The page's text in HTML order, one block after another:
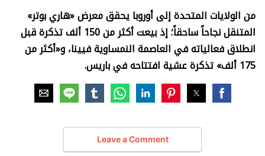
من الولايات المتحدة إلى أوروبا يحقق معرض «هاري بوتر»
المتنقل نجاحاً ساحقاً؛ إذ بيعت أكثر من 150 ألف تذكرة قبل
انطلاق فعالياته في العاصمة النمساوية فيينا، و«أكثر من
175 ألف» تذكرة عشية افتتاحه في باريس.
Leave a Comment